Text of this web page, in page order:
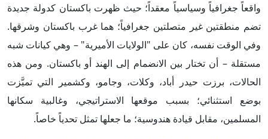
واقعاً جغرافياً وسياسياً معقداً؛ حيث ظهرت باكستان كدولة جديدة
تضم منطقتين غير متصلتين جغرافياً؛ هما غرب باكستان وشرقها.
وفي الوقت نفسه، كان على "الولايات الأميرية" – وهي كيانات شبه
مستقلة – أن تختار بين الانضمام إلى الهند أو باكستان. ومن هذه
الحالات، برزت حيدر أباد، وكلات، وجامو، وكشمير التي تميَّزت
بوضع استثنائي؛ بسبب موقعها الاستراتيجي، وغالبية سكانها
المسلمين، مقابل قيادة هندوسية؛ ما جعلها تمثل تحدياً خاصاً.